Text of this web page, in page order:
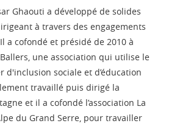
Ghaouti a développé de solides
à travers des engagements
a cofondé et présidé de 2010 à
une association qui utilise le
d'inclusion sociale et d’éducation
travaillé puis dirigé la
et il a cofondé l’association La
du Grand Serre, pour travailler